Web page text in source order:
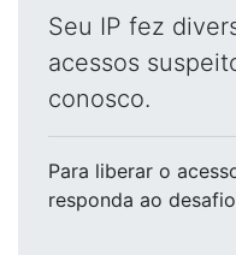
Seu IP fez
acessos
conosco.
Para liberar o
responda ao